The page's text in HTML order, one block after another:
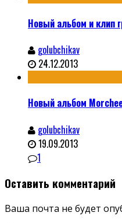
Новый альбом и клип
golubchikav
24.12.2013
Новый альбом
golubchikav
19.09.2013
1
Оставить комментарий
Ваша почта не будет